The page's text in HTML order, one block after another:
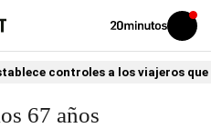
Volver
Iniciar
sesión
controles a los viajeros
67 años